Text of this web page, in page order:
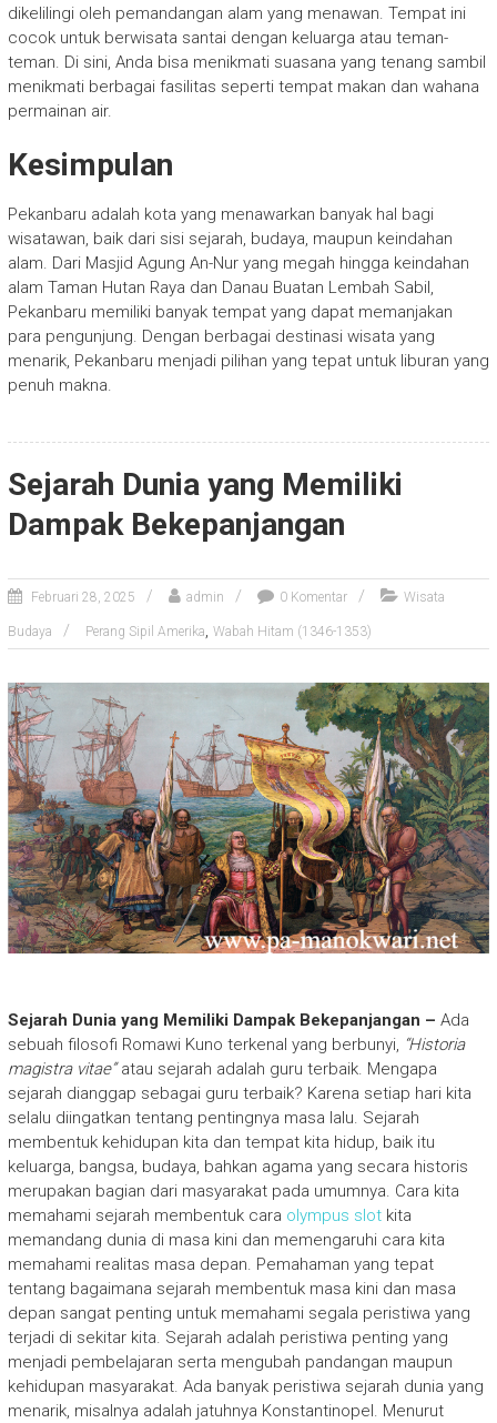
dikelilingi oleh pemandangan alam yang menawan. Tempat ini
cocok untuk berwisata santai dengan keluarga atau teman-
teman. Di sini, Anda bisa menikmati suasana yang tenang sambil
menikmati berbagai fasilitas seperti tempat makan dan wahana
permainan air.
Kesimpulan
Pekanbaru adalah kota yang menawarkan banyak hal bagi
wisatawan, baik dari sisi sejarah, budaya, maupun keindahan
alam. Dari Masjid Agung An-Nur yang megah hingga keindahan
alam Taman Hutan Raya dan Danau Buatan Lembah Sabil,
Pekanbaru memiliki banyak tempat yang dapat memanjakan
para pengunjung. Dengan berbagai destinasi wisata yang
menarik, Pekanbaru menjadi pilihan yang tepat untuk liburan yang
penuh makna.
Sejarah Dunia yang Memiliki
Dampak Bekepanjangan
Februari 28, 2025 admin 0 Komentar Wisata
Budaya Perang Sipil Amerika, Wabah Hitam (1346-1353)
Sejarah Dunia yang Memiliki Dampak Bekepanjangan – Ada
sebuah filosofi Romawi Kuno terkenal yang berbunyi, “Historia
magistra vitae”atau sejarah adalah guru terbaik. Mengapa
sejarah dianggap sebagai guru terbaik? Karena setiap hari kita
selalu diingatkan tentang pentingnya masa lalu. Sejarah
membentuk kehidupan kita dan tempat kita hidup, baik itu
keluarga, bangsa, budaya, bahkan agama yang secara historis
merupakan bagian dari masyarakat pada umumnya. Cara kita
memahami sejarah membentuk cara olympus slotkita
memandang dunia di masa kini dan memengaruhi cara kita
memahami realitas masa depan. Pemahaman yang tepat
tentang bagaimana sejarah membentuk masa kini dan masa
depan sangat penting untuk memahami segala peristiwa yang
terjadi di sekitar kita. Sejarah adalah peristiwa penting yang
menjadi pembelajaran serta mengubah pandangan maupun
kehidupan masyarakat. Ada banyak peristiwa sejarah dunia yang
menarik, misalnya adalah jatuhnya Konstantinopel. Menurut